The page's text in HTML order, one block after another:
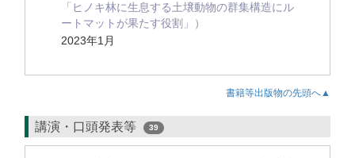
「ヒノキ林に生息する土壌動物の群集構造にル
ートマットが果たす役割」）
2023年1月
書籍等出版物の先頭へ▲
講演・口頭発表等 39